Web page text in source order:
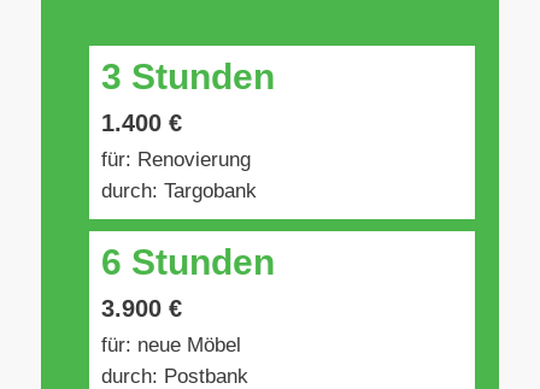
3 Stunden
1.400 €
für: Renovierung
durch: Targobank
6 Stunden
3.900 €
für: neue Möbel
durch: Postbank